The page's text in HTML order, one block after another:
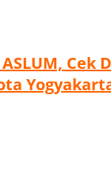
Cek